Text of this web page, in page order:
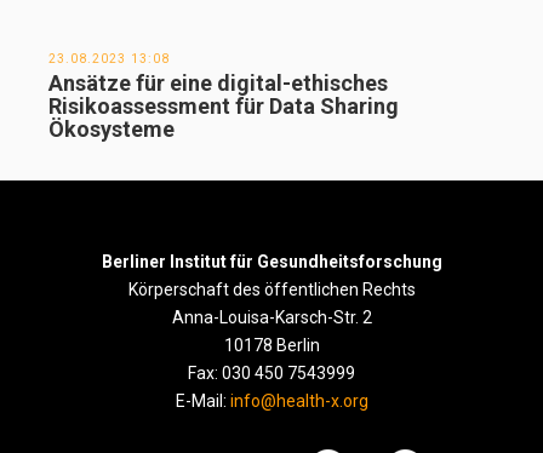
23.08.2023 13:08
Ansätze für eine digital-ethisches
Risikoassessment für Data Sharing
Ökosysteme
Berliner Institut für Gesundheitsforschung
Körperschaft des öffentlichen Rechts
Anna-Louisa-Karsch-Str. 2
10178 Berlin
Fax: 030 450 7543999
E-Mail: info@health-x.org